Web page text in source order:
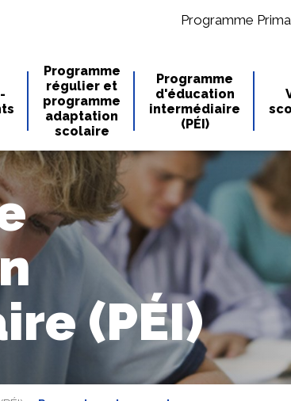
Programme
Programme
régulier et
programme
adaptation
scolaire
Programme
d'éducation
intermédiaire
(PÉI)
(PÉI)